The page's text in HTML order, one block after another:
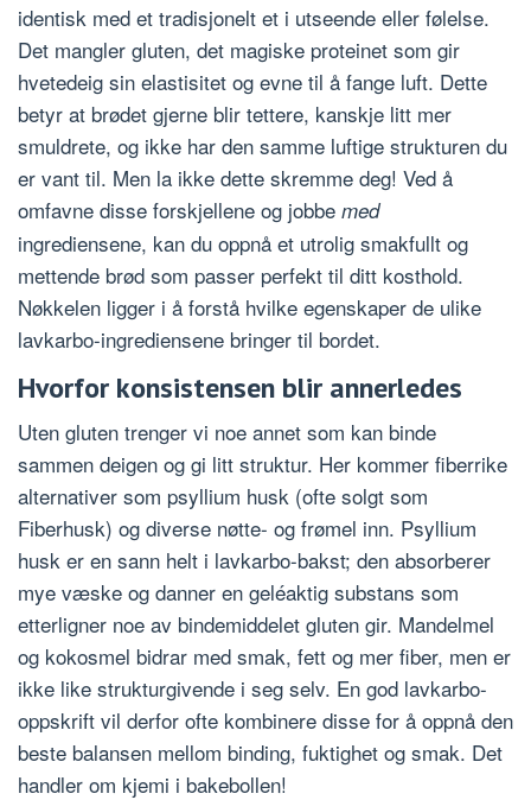
identisk med et tradisjonelt et i utseende eller følelse.
Det mangler gluten, det magiske proteinet som gir
hvetedeig sin elastisitet og evne til å fange luft. Dette
betyr at brødet gjerne blir tettere, kanskje litt mer
smuldrete, og ikke har den samme luftige strukturen du
er vant til. Men la ikke dette skremme deg! Ved å
omfavne disse forskjellene og jobbe med
ingrediensene, kan du oppnå et utrolig smakfullt og
mettende brød som passer perfekt til ditt kosthold.
Nøkkelen ligger i å forstå hvilke egenskaper de ulike
lavkarbo-ingrediensene bringer til bordet.
Hvorfor konsistensen blir annerledes
Uten gluten trenger vi noe annet som kan binde
sammen deigen og gi litt struktur. Her kommer fiberrike
alternativer som psyllium husk (ofte solgt som
Fiberhusk) og diverse nøtte- og frømel inn. Psyllium
husk er en sann helt i lavkarbo-bakst; den absorberer
mye væske og danner en geléaktig substans som
etterligner noe av bindemiddelet gluten gir. Mandelmel
og kokosmel bidrar med smak, fett og mer fiber, men er
ikke like strukturgivende i seg selv. En god lavkarbo-
oppskrift vil derfor ofte kombinere disse for å oppnå den
beste balansen mellom binding, fuktighet og smak. Det
handler om kjemi i bakebollen!